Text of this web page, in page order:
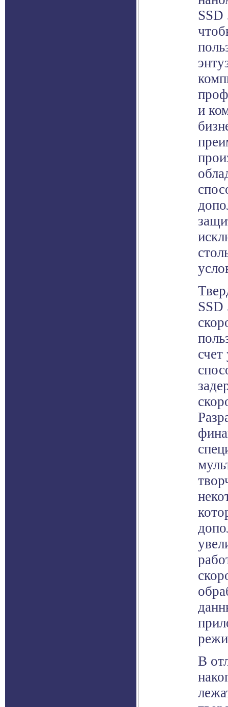
SSD
и
SSD
В